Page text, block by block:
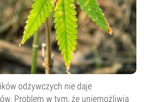
odżywczych nie daje
Problem w tym, że uniemożliwia